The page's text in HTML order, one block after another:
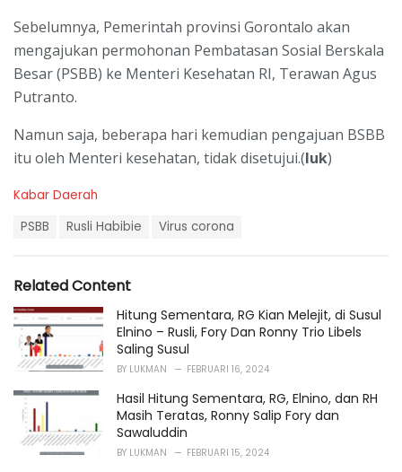
Sebelumnya, Pemerintah provinsi Gorontalo akan
mengajukan permohonan Pembatasan Sosial Berskala
Besar (PSBB) ke Menteri Kesehatan RI, Terawan Agus
Putranto.
Namun saja, beberapa hari kemudian pengajuan BSBB
itu oleh Menteri kesehatan, tidak disetujui.(luk)
C
r
i
e
Kabar Daerah
:
PSBB Rusli Habibie Virus corona
Related Content
Hitung Sementara, RG Kian Melejit, di Susul
Elnino – Rusli, Fory Dan Ronny Trio Libels
Saling Susul
BY LUKMAN FEBRUARI 16, 2024
Hasil Hitung Sementara, RG, Elnino, dan RH
Masih Teratas, Ronny Salip Fory dan
Sawaluddin
BY LUKMAN FEBRUARI 15, 2024